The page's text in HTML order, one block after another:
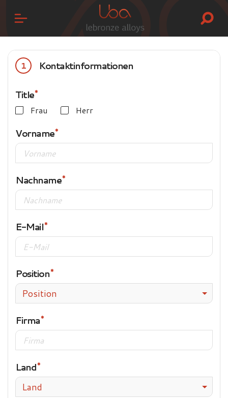
1 Kontaktinformationen
Title
Frau Herr
Vorname
Nachname
E-Mail
Position
Position
Firma
Land
Land